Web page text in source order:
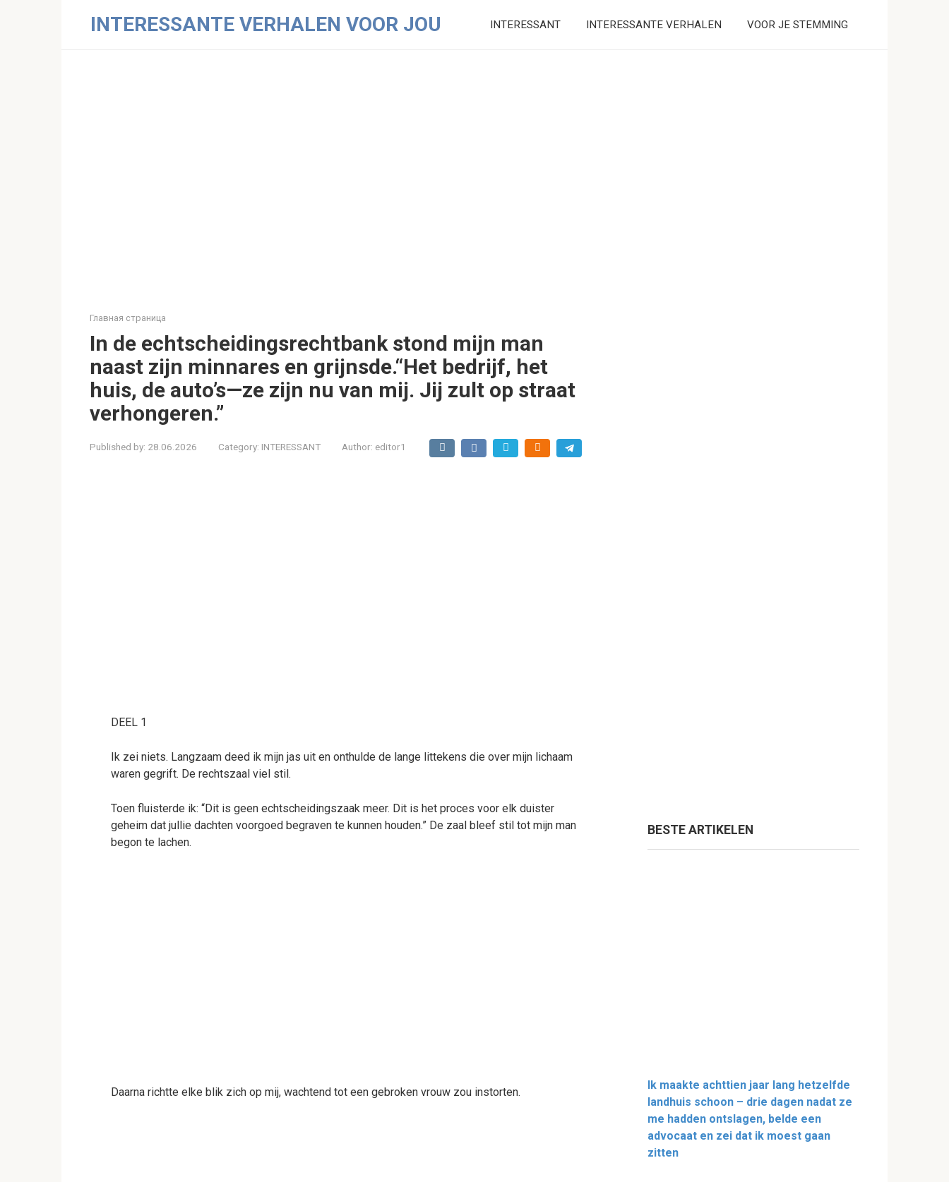
INTERESSANTE VERHALEN VOOR JOU INTERESSANT INTERESSANTE VERHALEN VOOR JE STEMMING
Главная страница
In de echtscheidingsrechtbank stond mijn man
naast zijn minnares en grijnsde.“Het bedrijf, het
huis, de auto’s—ze zijn nu van mij. Jij zult op straat
verhongeren.”
Published by: 28.06.2026 Category: INTERESSANT Author: editor1
DEEL 1
Ik zei niets. Langzaam deed ik mijn jas uit en onthulde de lange littekens die over mijn lichaam
waren gegrift. De rechtszaal viel stil.
Toen fluisterde ik: “Dit is geen echtscheidingszaak meer. Dit is het proces voor elk duister
geheim dat jullie dachten voorgoed begraven te kunnen houden.” De zaal bleef stil tot mijn man
begon te lachen.
Daarna richtte elke blik zich op mij, wachtend tot een gebroken vrouw zou instorten.
BESTE ARTIKELEN
Ik maakte achttien jaar lang hetzelfde
landhuis schoon – drie dagen nadat ze
me hadden ontslagen, belde een
advocaat en zei dat ik moest gaan
zitten